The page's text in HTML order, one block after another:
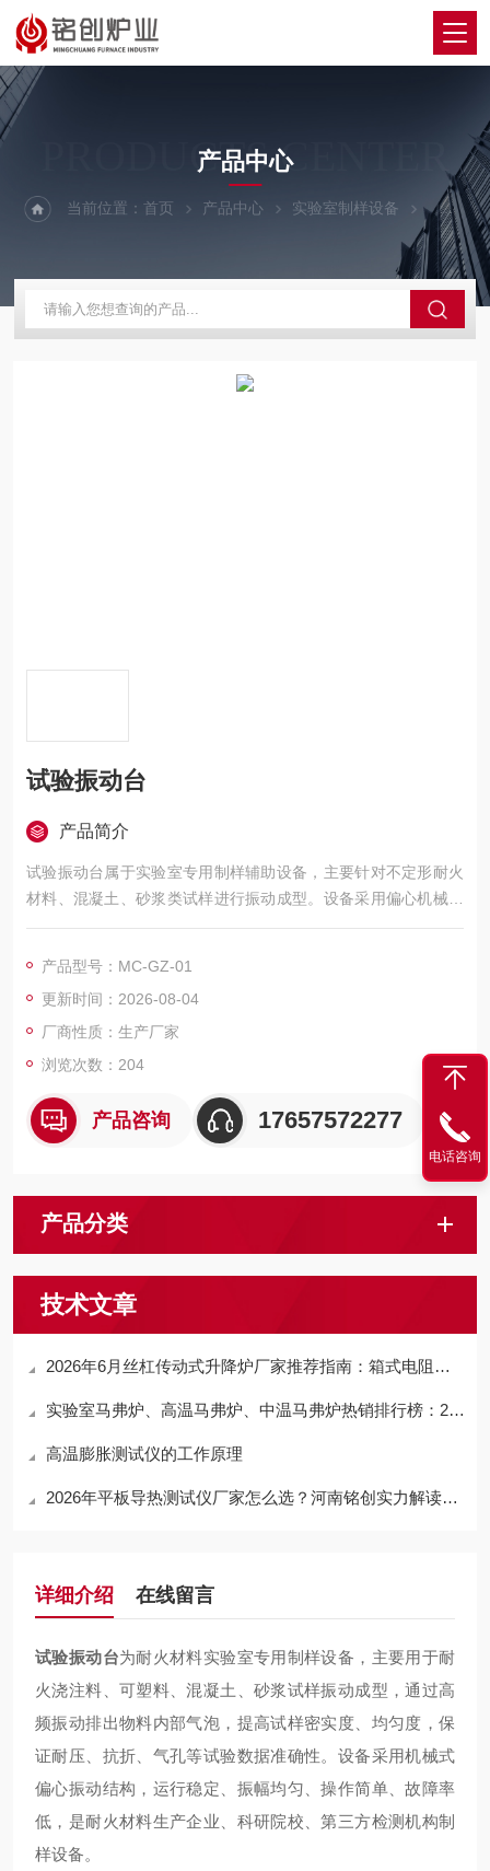
PRODUCTS CENTER
产品中心
当前位置：首页 产品中心 实验室制样设备 震动台
试验振动台
产品简介
试验振动台属于实验室专用制样辅助设备，主要针对不定形耐火
材料、混凝土、砂浆类试样进行振动成型。设备采用偏心机械式
振动结构，运行振动稳定、成型一致性高，能够快速排出混合料
耐火材料实验室基础标配制样设备。
产品型号：MC-GZ-01
更新时间：2026-08-04
厂商性质：生产厂家
浏览次数：204
产品咨询 17657572277
产品分类
技术文章
2026年6月丝杠传动式升降炉厂家推荐指南：箱式电阻炉、高温马弗炉、实验管式炉公司优选！
实验室马弗炉、高温马弗炉、中温马弗炉热销排行榜：2026国产品牌优选，河南铭创凭硬核实力上榜
高温膨胀测试仪的工作原理
2026年平板导热测试仪厂家怎么选？河南铭创实力解读与行业优势
详细介绍 在线留言
试验振动台为耐火材料实验室专用制样设备，主要用于耐
火浇注料、可塑料、混凝土、砂浆试样振动成型，通过高
频振动排出物料内部气泡，提高试样密实度、均匀度，保
证耐压、抗折、气孔等试验数据准确性。设备采用机械式
偏心振动结构，运行稳定、振幅均匀、操作简单、故障率
低，是耐火材料生产企业、科研院校、第三方检测机构制
样设备。
电话咨询